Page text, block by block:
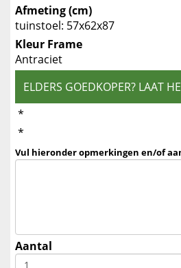
Afmeting (cm)
tuinstoel: 57x62x87
Kleur Frame
Antraciet
ELDERS GOEDKOPER? LAAT
*
*
Vul hieronder opmerkingen en/of
Aantal